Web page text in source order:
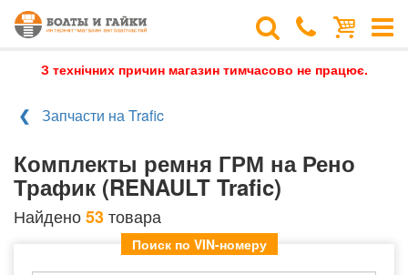
З технічних причин магазин тимчасово не працює.
Запчасти на Trafic
Комплекты ремня ГРМ на Рено
Трафик (RENAULT Trafic)
Найдено53товара
Поиск по VIN-номеру